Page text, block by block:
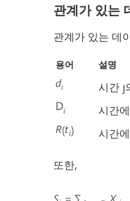
관계가 있는
관계가 있는 데
용어 설명
시간 j
시간
시간
또한,